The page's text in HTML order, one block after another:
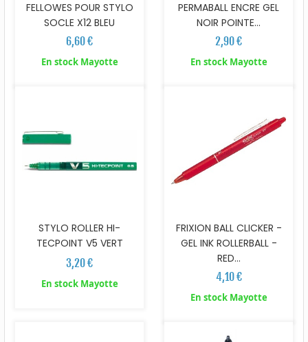
FELLOWES POUR STYLO
SOCLE X12 BLEU
6,60 €
En stock Mayotte
PERMABALL ENCRE GEL
NOIR POINTE...
2,90 €
En stock Mayotte
STYLO ROLLER HI-
TECPOINT V5 VERT
3,20 €
En stock Mayotte
FRIXION BALL CLICKER -
GEL INK ROLLERBALL -
RED...
4,10 €
En stock Mayotte